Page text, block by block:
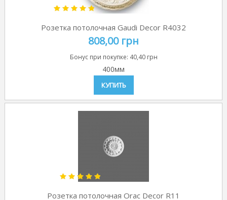
Розетка потолочная Gaudi Decor R4032
808,00 грн
Бонус при покупке: 40,40 грн
400мм
КУПИТЬ
Розетка потолочная Orac Decor R11